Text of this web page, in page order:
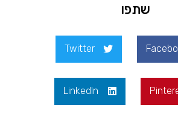
שתפו
Twitter
LinkedIn